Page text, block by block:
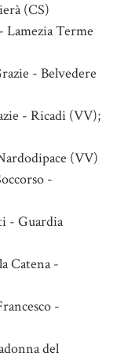
(CS)
Lamezia Terme
- Belvedere
- Ricadi (VV);
(VV)
-
- Guardia
Catena -
-
del